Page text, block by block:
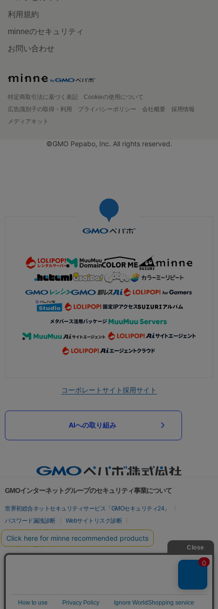
利用規約
minneのセキュリティ
お問い合わせ
特定商取引法に基づく表記
Cookieの使用について
広告識別子の取得・利用
プライバシーポリシー 会社概要
採用情報
メディアキット
©GMO Pepabo, Inc. All rights reserved.
コーポレートサイト採用サイト
AIへの取り組み
GMOインターネットグループのセキュリティ事業について
世界初総合ネットセキュリティサービス「GMOセキュリティ24」
パスワード漏洩診断
Webサイトリスク診断
セキュリティ相談AIチャットボット
実在証明・盗聴対策
サイバー攻撃対策（GMOサイバーセキュリティ byイエラエ）